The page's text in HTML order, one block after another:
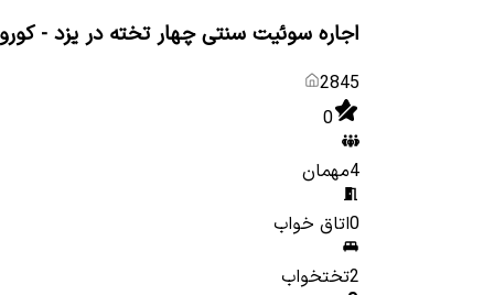
اجاره سوئیت سنتی چهار تخته در یزد -
2845
0
4مهمان
0اتاق خواب
2تختخواب